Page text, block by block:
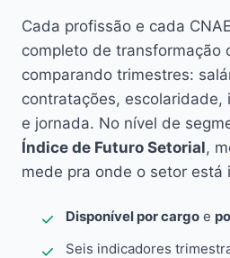
Cada profissão e cada
completo de transformação
comparando trimestres:
contratações, escolaridade,
e jornada. No nível de
Índice de Futuro Setorial,
mede pra onde o setor está
Disponível por cargo e
Seis indicadores